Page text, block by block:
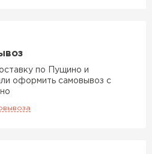
по Пущино и
оформить самовывоз с